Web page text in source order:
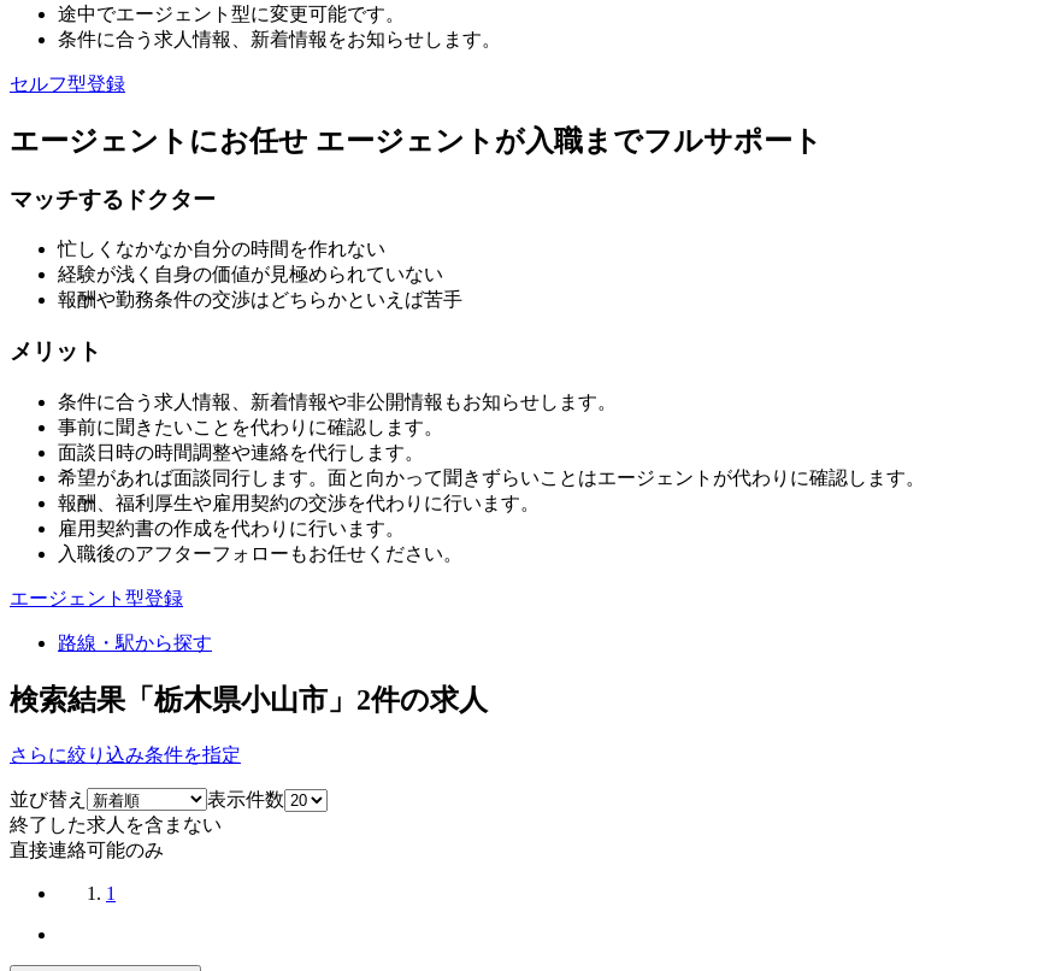
途中でエージェント型に変更可能です。
条件に合う求人情報、新着情報をお知らせします。
セルフ型登録
エージェントにお任せ エージェントが入職までフルサポート
マッチするドクター
忙しくなかなか自分の時間を作れない
経験が浅く自身の価値が見極められていない
報酬や勤務条件の交渉はどちらかといえば苦手
メリット
条件に合う求人情報、新着情報や非公開情報もお知らせします。
事前に聞きたいことを代わりに確認します。
面談日時の時間調整や連絡を代行します。
希望があれば面談同行します。面と向かって聞きずらいことはエージェントが代わりに確認します。
報酬、福利厚生や雇用契約の交渉を代わりに行います。
雇用契約書の作成を代わりに行います。
入職後のアフターフォローもお任せください。
エージェント型登録
路線・駅から探す
検索結果「栃木県小山市」 2件の求人
さらに絞り込み条件を指定
並び替え
表示件数
終了した求人を含まない
直接連絡可能のみ
1